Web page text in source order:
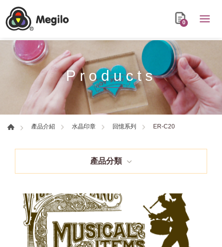
0
Products
產品介紹 水晶印章 回憶系列 ER-C20
產品分類